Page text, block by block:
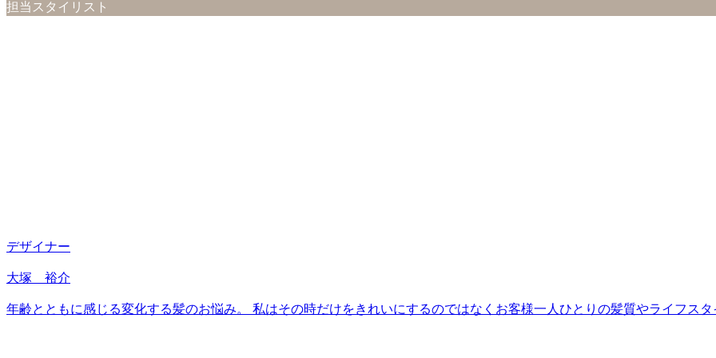
担当スタイリスト
デザイナー
大塚 裕介
年齢とともに感じる変化する髪のお悩み。 私はその時だけをきれいにするのではなくお客様一人ひとりの髪質やライフス